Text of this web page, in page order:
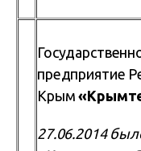
предприятие
Крым
27.06.2014